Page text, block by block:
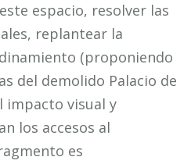
espacio, resolver las
replantear la
(proponiendo
del demolido Palacio de
impacto visual y
los accesos al
es